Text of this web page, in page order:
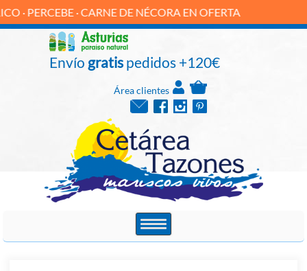
· CARNE DE NÉCORA EN OFERTA
Envío gratispedidos +120€
Área clientes